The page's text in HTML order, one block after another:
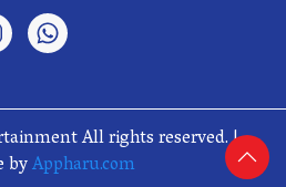
All rights reserved. |
byAppharu.com